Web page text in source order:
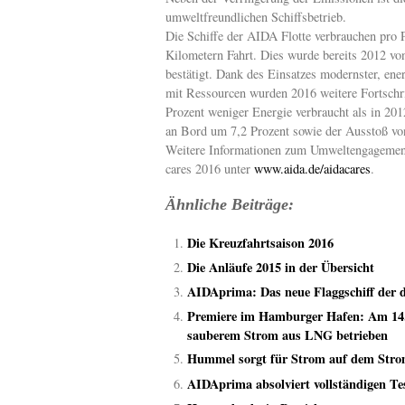
umweltfreundlichen Schiffsbetrieb.
Die Schiffe der AIDA Flotte verbrauchen
Kilometern Fahrt. Dies wurde bereits 2012
bestätigt. Dank des Einsatzes modernster,
mit Ressourcen wurden 2016 weitere
Prozent weniger Energie verbraucht als in
an Bord um 7,2 Prozent sowie der Ausstoß
Weitere Informationen zum
cares 2016 unter www.aida.de/aidacares.
Ähnliche Beiträge:
Die Kreuzfahrtsaison 2016
Die Anläufe 2015 in der Übersicht
AIDAprima: Das neue Flaggschiff der
Premiere im Hamburger Hafen: Am
sauberem Strom aus LNG betrieben
Hummel sorgt für Strom auf dem
AIDAprima absolviert vollständigen